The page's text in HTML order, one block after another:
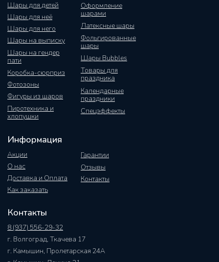
Шары для детей
Шары для неё
Шары на выписку
Шары на гендер
пати
Коробка-сюрприз
Фотозоны
Оформление
шарами
Фигуры из шаров
Латексные шары
Фольгированные
шары
Шары Bubbles
Шары для него
Товары для
праздника
Календарные
праздники
Пиротехника и
хлопушки
Спецэффекты
Информация
Акции
О нас
Как заказать
Гарантии
Отзывы
Контакты
Доставка и Оплата
Контакты
8 (937) 556-29-32
г. Волгоград, Ткачева 17
г. Камышин, Пролетарская 24А